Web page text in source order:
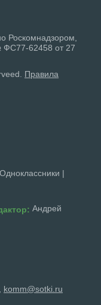
Роскомнадзором,
ФС77-62458 от 27
Правила
Одноклассники |
Андрей
komm@sotki.ru